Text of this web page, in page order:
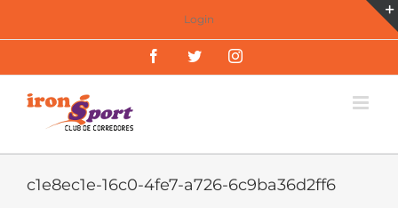
al
Login
FacebookTwitterInstagram
c1e8ec1e-16c0-4fe7-a726-6c9ba36d2ff6